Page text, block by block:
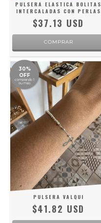
PULSERA ELASTICA BOLITAS
INTERCALADAS CON PERLAS
$37.13 USD
30%
OFF
comprando 1
ou mais
PULSERA VALQUI
$41.82 USD